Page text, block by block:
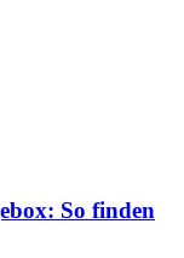
So finden